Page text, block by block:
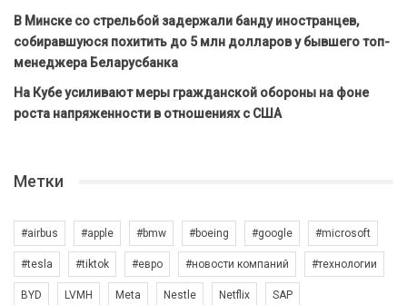
В Минске со стрельбой задержали банду иностранцев,
собиравшуюся похитить до 5 млн долларов у бывшего топ-
менеджера Беларусбанка
На Кубе усиливают меры гражданской обороны на фоне
роста напряженности в отношениях с США
Метки
#airbus #apple #bmw #boeing #google #microsoft
#tesla #tiktok #евро #новости компаний #технологии
BYD LVMH Meta Nestle Netflix SAP